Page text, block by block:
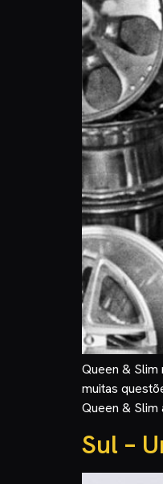
Queen & Slim
muitas
Queen &
Sul –